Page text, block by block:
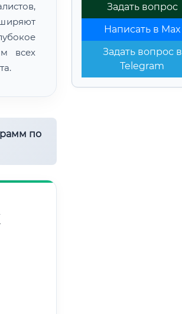
Задать вопрос
Написать в Max
Задать вопрос в
Telegram
всех
по